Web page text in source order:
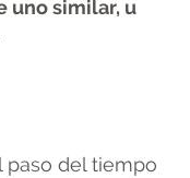
uno similar, u
paso del tiempo